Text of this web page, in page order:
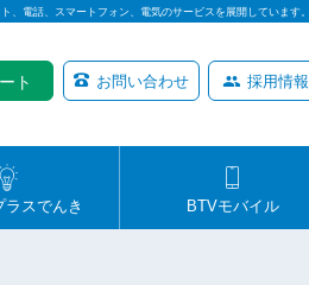
、電話、スマートフォン、電気のサービスを展開しています。
ト お問い合わせ 採用情報
ラスでんき BTVモバイル